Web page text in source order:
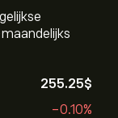
255.25‎$‎
-0.10%